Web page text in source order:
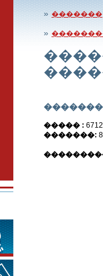
» �������
»
����� :
�������: